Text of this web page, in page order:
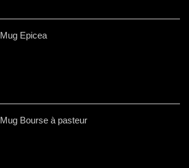
Mug Épicea
Mug Bourse à pasteur